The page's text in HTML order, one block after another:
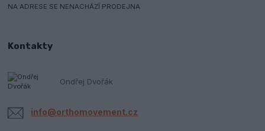
NA ADRESE SE NENACHÁZÍ PRODEJNA
Kontakty
Ondřej Dvořák
info@orthomovement.cz